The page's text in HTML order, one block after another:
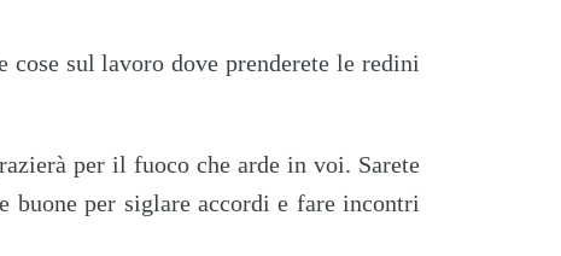
sul lavoro dove prenderete le redini
per il fuoco che arde in voi. Sarete
buone per siglare accordi e fare incontri